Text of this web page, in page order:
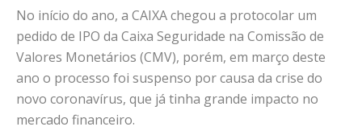
No início do ano, a CAIXA chegou a protocolar um
pedido de IPO da Caixa Seguridade na Comissão de
Valores Monetários (CMV), porém, em março deste
ano o processo foi suspenso por causa da crise do
novo coronavírus, que já tinha grande impacto no
mercado financeiro.